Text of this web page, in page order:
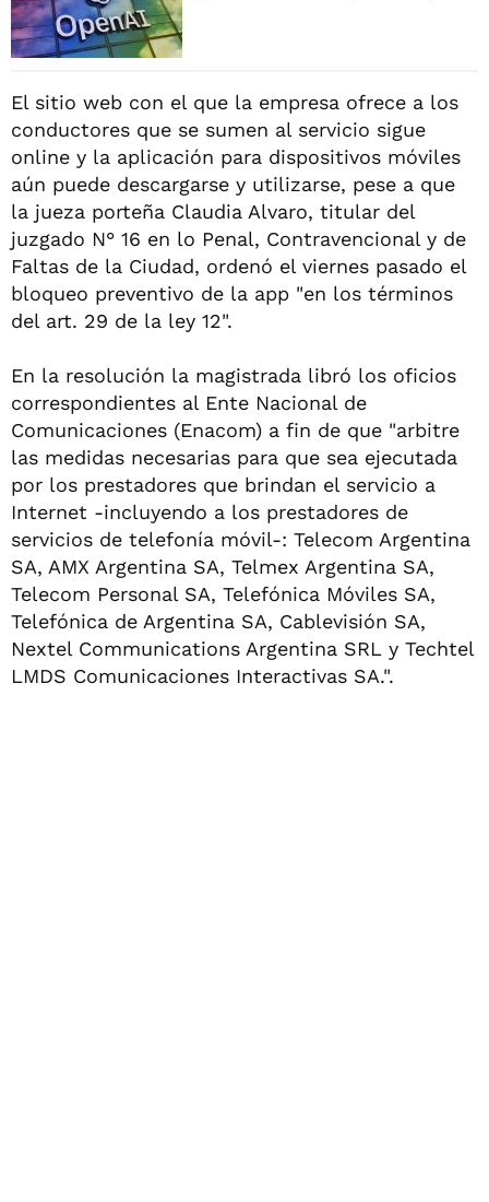
El sitio web con el que la empresa ofrece a los
conductores que se sumen al servicio sigue
online y la aplicación para dispositivos móviles
aún puede descargarse y utilizarse, pese a que
la jueza porteña Claudia Alvaro, titular del
juzgado N° 16 en lo Penal, Contravencional y de
Faltas de la Ciudad, ordenó el viernes pasado el
bloqueo preventivo de la app "en los términos
del art. 29 de la ley 12".
En la resolución la magistrada libró los oficios
correspondientes al Ente Nacional de
Comunicaciones (Enacom) a fin de que "arbitre
las medidas necesarias para que sea ejecutada
por los prestadores que brindan el servicio a
Internet -incluyendo a los prestadores de
servicios de telefonía móvil-: Telecom Argentina
SA, AMX Argentina SA, Telmex Argentina SA,
Telecom Personal SA, Telefónica Móviles SA,
Telefónica de Argentina SA, Cablevisión SA,
Nextel Communications Argentina SRL y Techtel
LMDS Comunicaciones Interactivas SA.".